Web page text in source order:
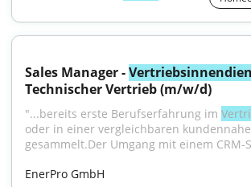
Sales Manager -
Technischer Vertrieb (m/w/d)
"...bereits erste Berufserfahrung im
oder in einer vergleichbaren
gesammelt.Der Umgang mit einem CRM-
EnerPro GmbH